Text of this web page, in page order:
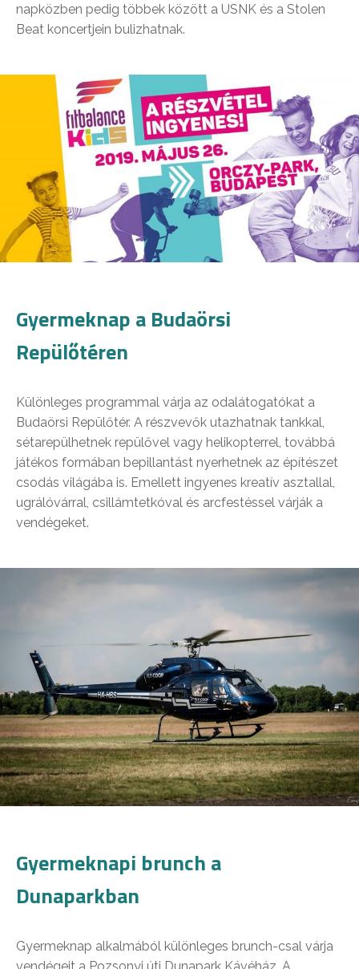
napközben pedig többek között a USNK és a Stolen
Beat koncertjein bulizhatnak.
Gyermeknap a Budaörsi
Repülőtéren
Különleges programmal várja az odalátogatókat a
Budaörsi Repülőtér. A részvevők utazhatnak tankkal,
sétarepülhetnek repülővel vagy helikopterrel, továbbá
játékos formában bepillantást nyerhetnek az építészet
csodás világába is. Emellett ingyenes kreatív asztallal,
ugrálóvárral, csillámtetkóval és arcfestéssel várják a
vendégeket.
Gyermeknapi brunch a
Dunaparkban
Gyermeknap alkalmából különleges brunch-csal várja